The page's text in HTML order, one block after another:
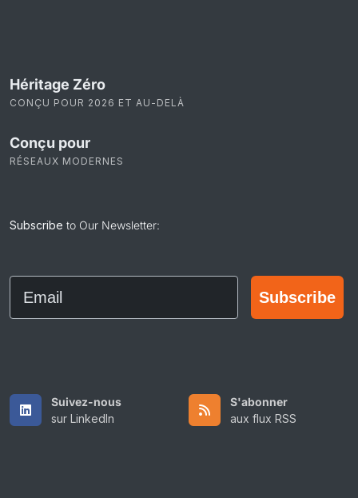
Héritage Zéro
CONÇU POUR 2026 ET AU-DELÀ
Conçu pour
RÉSEAUX MODERNES
Subscribe to Our Newsletter:
Email
Subscribe
Suivez-nous
sur LinkedIn
S'abonner
aux flux RSS